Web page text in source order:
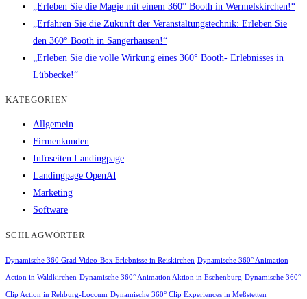
„Erleben Sie die Magie mit einem 360° Booth in Wermelskirchen!“
„Erfahren Sie die Zukunft der Veranstaltungstechnik: Erleben Sie
den 360° Booth in Sangerhausen!“
„Erleben Sie die volle Wirkung eines 360° Booth- Erlebnisses in
Lübbecke!“
KATEGORIEN
Allgemein
Firmenkunden
Infoseiten Landingpage
Landingpage OpenAI
Marketing
Software
SCHLAGWÖRTER
Dynamische 360 Grad Video-Box Erlebnisse in Reiskirchen Dynamische 360° Animation
Action in Waldkirchen Dynamische 360° Animation Aktion in Eschenburg Dynamische 360°
Clip Action in Rehburg-Loccum Dynamische 360° Clip Experiences in Meßstetten